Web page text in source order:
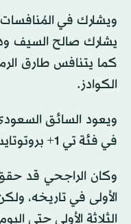
الكوادز.
ويعود السائق
في فئة تي 1+ بروتوتايب، مع فريق أوفردرايف ريسينغ وعلى متن سيارة هايلوكس أوفردرايف.
الأولى في تاريخه،
الثلاثة الأولى حتى